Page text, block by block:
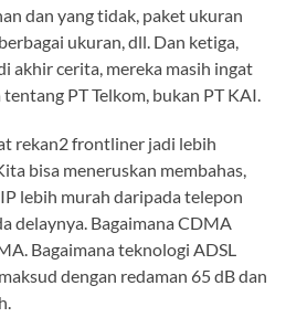
dan yang tidak, paket ukuran
ukuran, dll. Dan ketiga,
akhir cerita, mereka masih ingat
PT Telkom, bukan PT KAI.
rekan2 frontliner jadi lebih
bisa meneruskan membahas,
lebih murah daripada telepon
delaynya. Bagaimana CDMA
Bagaimana teknologi ADSL
dengan redaman 65 dB dan